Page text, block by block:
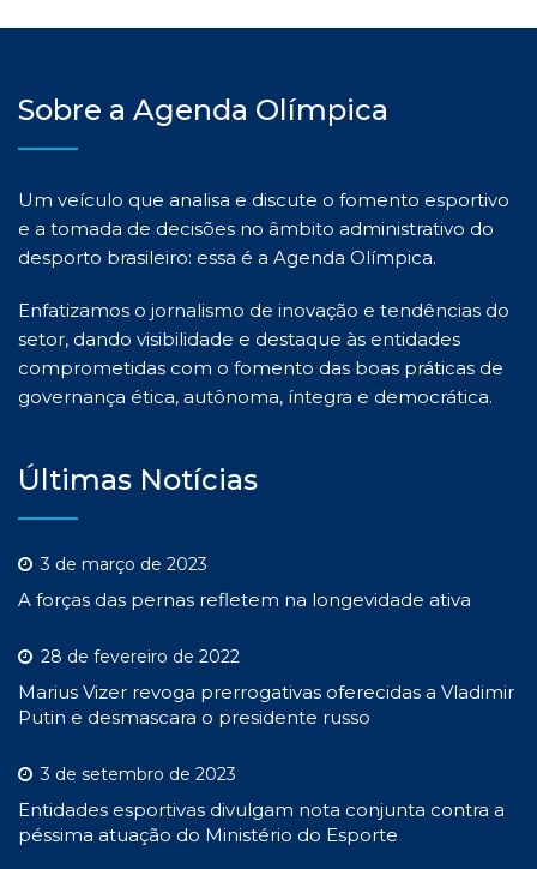
Sobre a Agenda Olímpica
Um veículo que analisa e discute o fomento esportivo
e a tomada de decisões no âmbito administrativo do
desporto brasileiro: essa é a Agenda Olímpica.
Enfatizamos o jornalismo de inovação e tendências do
setor, dando visibilidade e destaque às entidades
comprometidas com o fomento das boas práticas de
governança ética, autônoma, íntegra e democrática.
Últimas Notícias
3 de março de 2023
A forças das pernas refletem na longevidade ativa
28 de fevereiro de 2022
Marius Vizer revoga prerrogativas oferecidas a Vladimir
Putin e desmascara o presidente russo
3 de setembro de 2023
Entidades esportivas divulgam nota conjunta contra a
péssima atuação do Ministério do Esporte